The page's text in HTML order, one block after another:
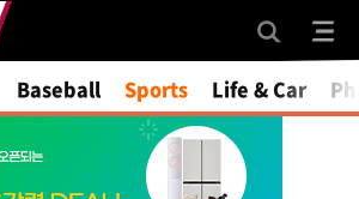
Mute
Baseball Sports Life & Car